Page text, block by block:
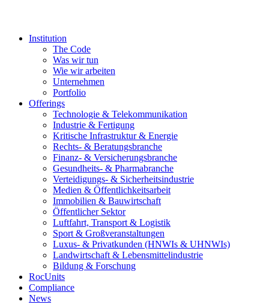
Institution
The Code
Was wir tun
Wie wir arbeiten
Unternehmen
Portfolio
Offerings
Technologie & Telekommunikation
Industrie & Fertigung
Kritische Infrastruktur & Energie
Rechts- & Beratungsbranche
Finanz- & Versicherungsbranche
Gesundheits- & Pharmabranche
Verteidigungs- & Sicherheitsindustrie
Medien & Öffentlichkeitsarbeit
Immobilien & Bauwirtschaft
Öffentlicher Sektor
Luftfahrt, Transport & Logistik
Sport & Großveranstaltungen
Luxus- & Privatkunden (HNWIs & UHNWIs)
Landwirtschaft & Lebensmittelindustrie
Bildung & Forschung
RocUnits
Compliance
News